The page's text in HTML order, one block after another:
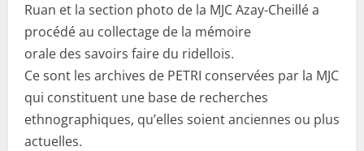
Ruan et la section photo de la MJC Azay-Cheillé a
procédé au collectage de la mémoire
orale des savoirs faire du ridellois.
Ce sont les archives de PETRI conservées par la MJC
qui constituent une base de recherches
ethnographiques, qu’elles soient anciennes ou plus
actuelles.